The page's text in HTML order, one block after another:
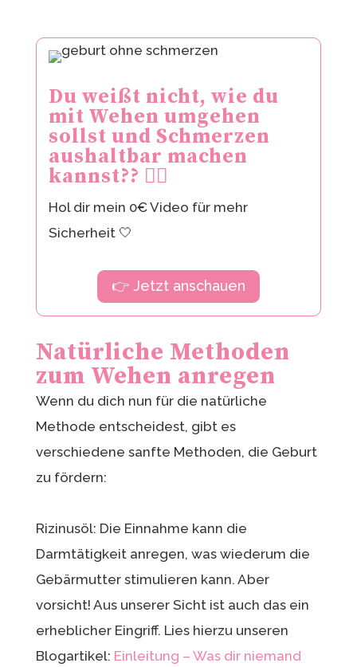
Du weißt nicht, wie du
mit Wehen umgehen
sollst und Schmerzen
aushaltbar machen
kannst?? 😮‍💨
Hol dir mein 0€ Video für mehr
Sicherheit 🤍
👉 Jetzt anschauen
Natürliche Methoden
zum Wehen anregen
Wenn du dich nun für die natürliche
Methode entscheidest, gibt es
verschiedene sanfte Methoden, die Geburt
zu fördern:
Rizinusöl: Die Einnahme kann die
Darmtätigkeit anregen, was wiederum die
Gebärmutter stimulieren kann. Aber
vorsicht! Aus unserer Sicht ist auch das ein
erheblicher Eingriff. Lies hierzu unseren
Blogartikel: Einleitung – Was dir niemand